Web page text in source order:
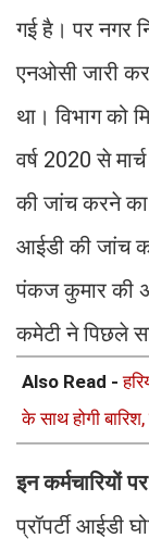
गई है। पर नगर
एनओसी जारी
था। विभाग को
वर्ष 2020 से
की जांच करने का
आईडी की जांच
पंकज कुमार की
कमेटी ने पिछले
Also Read -
के साथ होगी
इन कर्मचारियों
प्रॉपर्टी आईडी